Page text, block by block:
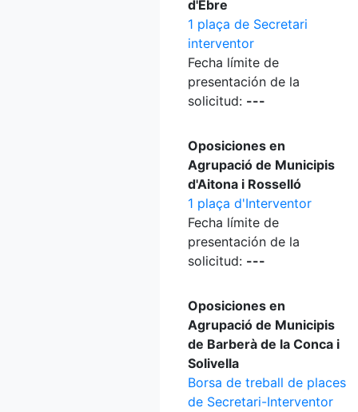
d'Ebre
1 plaça de Secretari
interventor
Fecha límite de
presentación de la
solicitud: ---
Oposiciones en
Agrupació de Municipis
d'Aitona i Rosselló
1 plaça d'Interventor
Fecha límite de
presentación de la
solicitud: ---
Oposiciones en
Agrupació de Municipis
de Barberà de la Conca i
Solivella
Borsa de treball de places
de Secretari-Interventor